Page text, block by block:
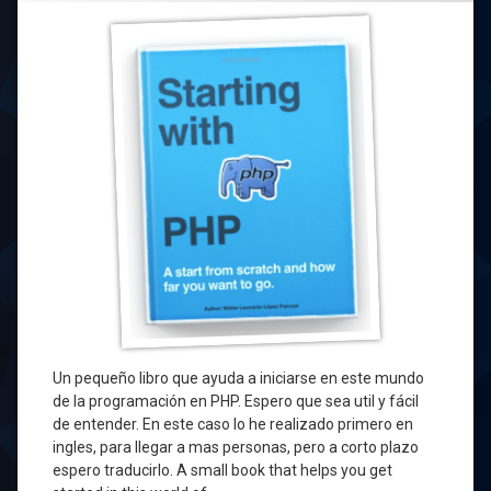
Un pequeño libro que ayuda a iniciarse en este mundo
de la programación en PHP. Espero que sea util y fácil
de entender. En este caso lo he realizado primero en
ingles, para llegar a mas personas, pero a corto plazo
espero traducirlo. A small book that helps you get